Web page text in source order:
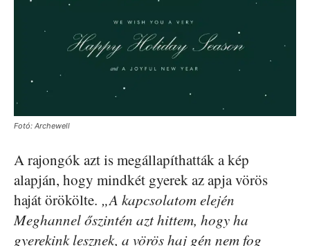
Fotó: Archewell
A rajongók azt is megállapíthatták a kép
alapján, hogy mindkét gyerek az apja vörös
haját örökölte. „A kapcsolatom elején
Meghannel őszintén azt hittem, hogy ha
gyerekink lesznek, a vörös haj gén nem fog